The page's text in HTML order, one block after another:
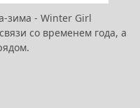
зима - Winter Girl
со временем года, а